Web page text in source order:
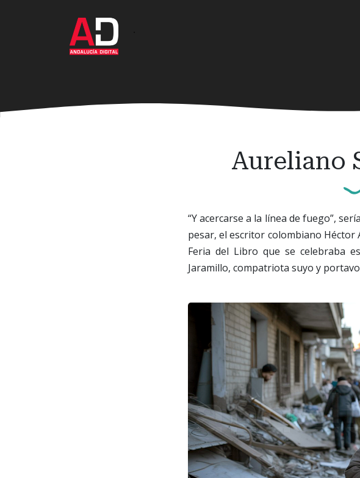
Aureliano
“Y acercarse a la línea de fuego”,
pesar, el escritor colombiano Héctor
Feria del Libro que se celebraba
Jaramillo, compatriota suyo y